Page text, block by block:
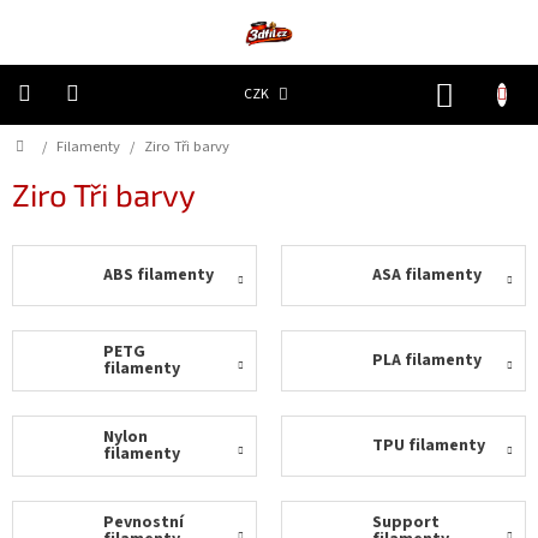
CZK
díly
ceny
Domů
/ Filamenty / Ziro Tři barvy
Ziro Tři barvy
ABS filamenty ASA filamenty
PETG
filamenty PLA filamenty
Nylon
filamenty TPU filamenty
Pevnostní Support